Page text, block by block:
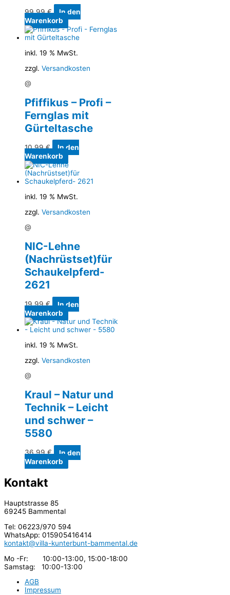
99,99€
In den
Warenkorb
inkl. 19 % MwSt.
zzgl. Versandkosten
@
Pfiffikus – Profi –
Fernglas mit
Gürteltasche
10,99€
In den
Warenkorb
inkl. 19 % MwSt.
zzgl. Versandkosten
@
NIC-Lehne
(Nachrüstset)für
Schaukelpferd-
2621
19,99€
In den
Warenkorb
inkl. 19 % MwSt.
zzgl. Versandkosten
@
Kraul – Natur und
Technik – Leicht
und schwer –
5580
36,99€
In den
Warenkorb
Kontakt
Hauptstrasse 85
69245 Bammental
Tel: 06223/970 594
WhatsApp: 015905416414
kontakt@villa-kunterbunt-bammental.de
Mo -Fr: 10:00-13:00, 15:00-18:00
Samstag: 10:00-13:00
AGB
Impressum